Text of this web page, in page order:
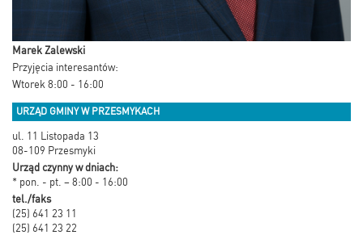
Marek Zalewski
Przyjęcia interesantów:
Wtorek 8:00 - 16:00
URZĄD GMINY W PRZESMYKACH
ul. 11 Listopada 13
08-109 Przesmyki
Urząd czynny w dniach:
* pon. - pt. – 8:00 - 16:00
tel./faks
(25) 641 23 11
(25) 641 23 22